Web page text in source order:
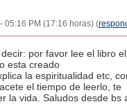
05:16 PM (17:16 horas) (
por favor lee el libro el
esta creado
la espiritualidad etc,
el tiempo de leerlo, te
la vida. Saludos desde bs